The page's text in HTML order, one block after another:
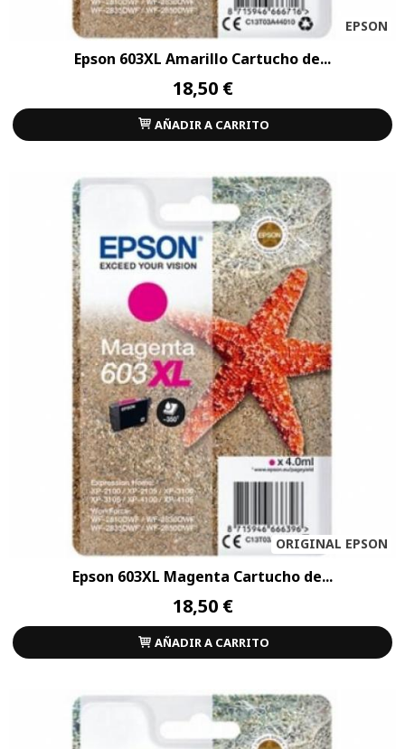
EPSON
Epson 603XL Amarillo Cartucho de...
18,50 €
AÑADIR A CARRITO
ORIGINAL EPSON
Epson 603XL Magenta Cartucho de...
18,50 €
AÑADIR A CARRITO